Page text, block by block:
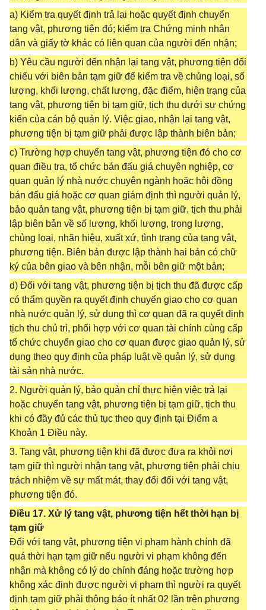
a) Kiểm tra quyết định trả lại hoặc quyết định chuyển
tang vật, phương tiện đó; kiểm tra Chứng minh nhân
dân và giấy tờ khác có liên quan của người đến nhận;
b) Yêu cầu người đến nhận lại tang vật, phương tiện đối
chiếu với biên bản tạm giữ để kiểm tra về chủng loại, số
lượng, khối lượng, chất lượng, đặc điểm, hiện trạng của
tang vật, phương tiện bị tạm giữ, tịch thu dưới sự chứng
kiến của cán bộ quản lý. Việc giao, nhận lại tang vật,
phương tiện bị tạm giữ phải được lập thành biên bản;
c) Trường hợp chuyển tang vật, phương tiện đó cho cơ
quan điều tra, tổ chức bán đấu giá chuyên nghiệp, cơ
quan quản lý nhà nước chuyên ngành hoặc hội đồng
bán đấu giá hoặc cơ quan giám định thì người quản lý,
bảo quản tang vật, phương tiện bị tạm giữ, tịch thu phải
lập biên bản về số lượng, khối lượng, trọng lượng,
chủng loại, nhãn hiệu, xuất xứ, tình trạng của tang vật,
phương tiện. Biên bản được lập thành hai bản có chữ
ký của bên giao và bên nhận, mỗi bên giữ một bản;
d) Đối với tang vật, phương tiện bị tịch thu đã được cấp
có thẩm quyền ra quyết định chuyển giao cho cơ quan
nhà nước quản lý, sử dụng thì cơ quan đã ra quyết định
tịch thu chủ trì, phối hợp với cơ quan tài chính cùng cấp
tổ chức chuyển giao cho cơ quan được giao quản lý, sử
dụng theo quy định của pháp luật về quản lý, sử dụng
tài sản nhà nước.
2. Người quản lý, bảo quản chỉ thực hiện việc trả lại
hoặc chuyển tang vật, phương tiện bị tạm giữ, tịch thu
khi có đầy đủ các thủ tục theo quy định tại Điểm a
Khoản 1 Điều này.
3. Tang vật, phương tiện khi đã được đưa ra khỏi nơi
tạm giữ thì người nhận tang vật, phương tiện phải chịu
trách nhiệm về sự mất mát, thay đổi đối với tang vật,
phương tiện đó.
Điều 17. Xử lý tang vật, phương tiện hết thời hạn bị
tạm giữ
Đối với tang vật, phương tiện vi phạm hành chính đã
quá thời hạn tạm giữ nếu người vi phạm không đến
nhận mà không có lý do chính đáng hoặc trường hợp
không xác định được người vi phạm thì người ra quyết
định tạm giữ phải thông báo ít nhất 02 lần trên phương